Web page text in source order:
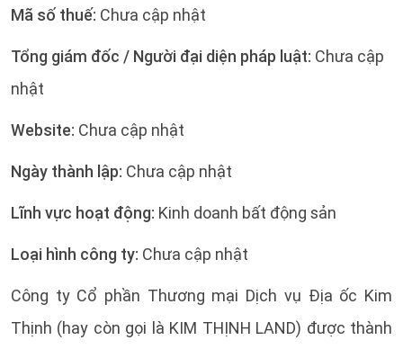
Mã số thuế: Chưa cập nhật
Tổng giám đốc / Người đại diện pháp luật: Chưa cập
nhật
Website: Chưa cập nhật
Ngày thành lập: Chưa cập nhật
Lĩnh vực hoạt động: Kinh doanh bất động sản
Loại hình công ty: Chưa cập nhật
Công ty Cổ phần Thương mại Dịch vụ Địa ốc Kim
Thịnh (hay còn gọi là KIM THỊNH LAND) được thành